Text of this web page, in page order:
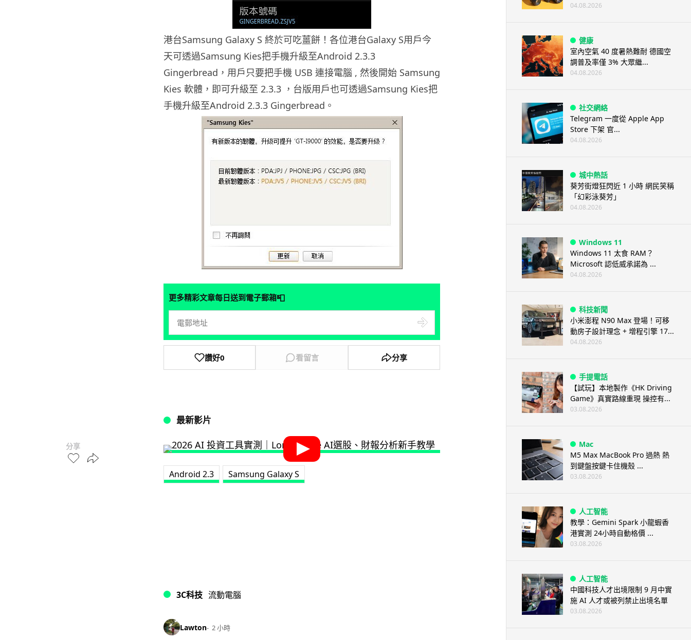
分享
港台Samsung Galaxy S 終於可吃薑餅！各位港台Galaxy S用戶今
天可透過Samsung Kies把手機升級至Android 2.3.3
Gingerbread，用戶只要把手機 USB 連接電腦 , 然後開始 Samsung
Kies 軟體，即可升級至 2.3.3 ，台版用戶也可透過Samsung Kies把
手機升級至Android 2.3.3 Gingerbread。
更多精彩文章每日送到電子郵箱📮
讚好0 看留言 分享
最新影片
Android 2.3 Samsung Galaxy S
3C科技 流動電腦
Lawton 2 小時
04.08.2026
健康
室內空氣 40 度暑熱難耐 德國空
調普及率僅 3% 大眾繼...
04.08.2026
社交網絡
Telegram 一度從 Apple App
Store 下架 官...
04.08.2026
城中熱話
葵芳街燈狂閃近 1 小時 網民笑稱
「幻彩泳葵芳」
04.08.2026
Windows 11
Windows 11 太食 RAM？
Microsoft 認低威承諾為 ...
04.08.2026
科技新聞
小米澎程 N90 Max 登場！可移
動房子設計理念 + 增程引擎 17...
04.08.2026
手提電話
【試玩】本地製作《HK Driving
Game》真實路線重現 操控有...
03.08.2026
Mac
M5 Max MacBook Pro 過熱 熱
到鍵盤按鍵卡住機殼 ...
03.08.2026
人工智能
教學：Gemini Spark 小龍蝦香
港實測 24小時自動格價 ...
03.08.2026
人工智能
中國科技人才出境限制 9 月中實
施 AI 人才或被列禁止出境名單
03.08.2026